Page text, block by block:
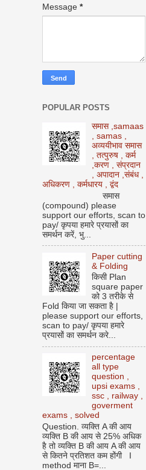
Message *
POPULAR POSTS
समास ,samaas
, samas ,
अव्ययीभाव समास
, तत्पुरुष , कर्म
,करण , संप्रदान
, अपादान ,संबंध ,
अधिकरण , कर्मधारय , द्वंद
समास
(compound) please
support our efforts, scan to
pay/ कृपया हमारे प्रयासों का
समर्थन करें, भु...
Paper cutting
& Folding
किसी Plan
square paper
को 3 तरीके से
Fold किया जा सकता है |
please support our efforts,
scan to pay/ कृपया हमारे
प्रयासों का समर्थन करे...
percentage
all type
question ,
upsi exams ,
ssc , railway ,
goverment
exams , solved
Question. व्यक्ति A की आय
व्यक्ति B की आय से 25% अधिक
है तो व्यक्ति B की आय A की आय
से कितने प्रतिशत कम होंगी I
method माना B=...